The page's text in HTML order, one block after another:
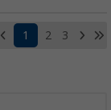
1 2 3